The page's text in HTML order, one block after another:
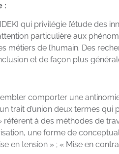
:
qui privilégie l’étude des
particulière aux
métiers de l’humain. Des
et de façon plus
comporter une
trait d’union deux termes
à des méthodes de
une forme de
en tension » ; « Mise en